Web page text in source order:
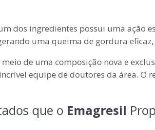
dos ingredientes possui uma ação
uma queima de gordura eficaz,
de uma composição nova e
equipe de doutores da área. O
que o Emagresil